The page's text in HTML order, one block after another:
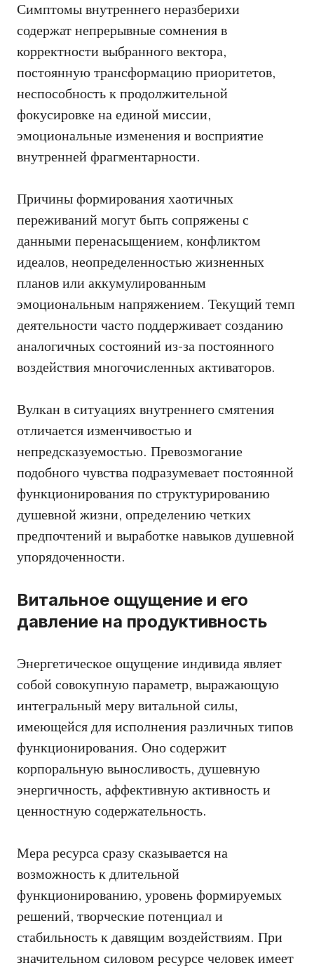
Симптомы внутреннего неразберихи
содержат непрерывные сомнения в
корректности выбранного вектора,
постоянную трансформацию приоритетов,
неспособность к продолжительной
фокусировке на единой миссии,
эмоциональные изменения и восприятие
внутренней фрагментарности.
Причины формирования хаотичных
переживаний могут быть сопряжены с
данными перенасыщением, конфликтом
идеалов, неопределенностью жизненных
планов или аккумулированным
эмоциональным напряжением. Текущий темп
деятельности часто поддерживает созданию
аналогичных состояний из-за постоянного
воздействия многочисленных активаторов.
Вулкан в ситуациях внутреннего смятения
отличается изменчивостью и
непредсказуемостью. Превозмогание
подобного чувства подразумевает постоянной
функционирования по структурированию
душевной жизни, определению четких
предпочтений и выработке навыков душевной
упорядоченности.
Витальное ощущение и его
давление на продуктивность
Энергетическое ощущение индивида являет
собой совокупную параметр, выражающую
интегральный меру витальной силы,
имеющейся для исполнения различных типов
функционирования. Оно содержит
корпоральную выносливость, душевную
энергичность, аффективную активность и
ценностную содержательность.
Мера ресурса сразу сказывается на
возможность к длительной
функционированию, уровень формируемых
решений, творческие потенциал и
стабильность к давящим воздействиям. При
значительном силовом ресурсе человек имеет